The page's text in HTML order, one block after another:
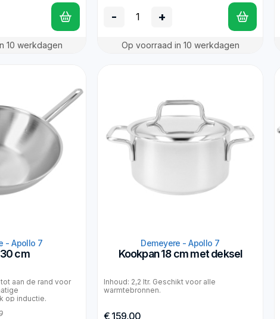
10 werkdagen
- +
Op voorraad in 10 werkdagen
- Apollo 7
cm
aan de rand voor
op inductie.
Demeyere - Apollo 7
Kookpan 18 cm met deksel
Inhoud: 2,2 ltr. Geschikt voor alle
warmtebronnen.
€ 159,00